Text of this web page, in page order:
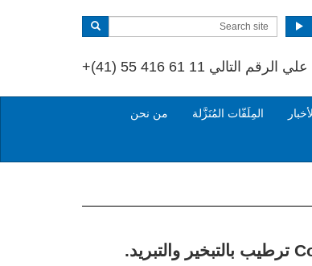
الرقم التالي +(41) 55 416 61 11
المِلَفّات المُنَزَّلة من نحن